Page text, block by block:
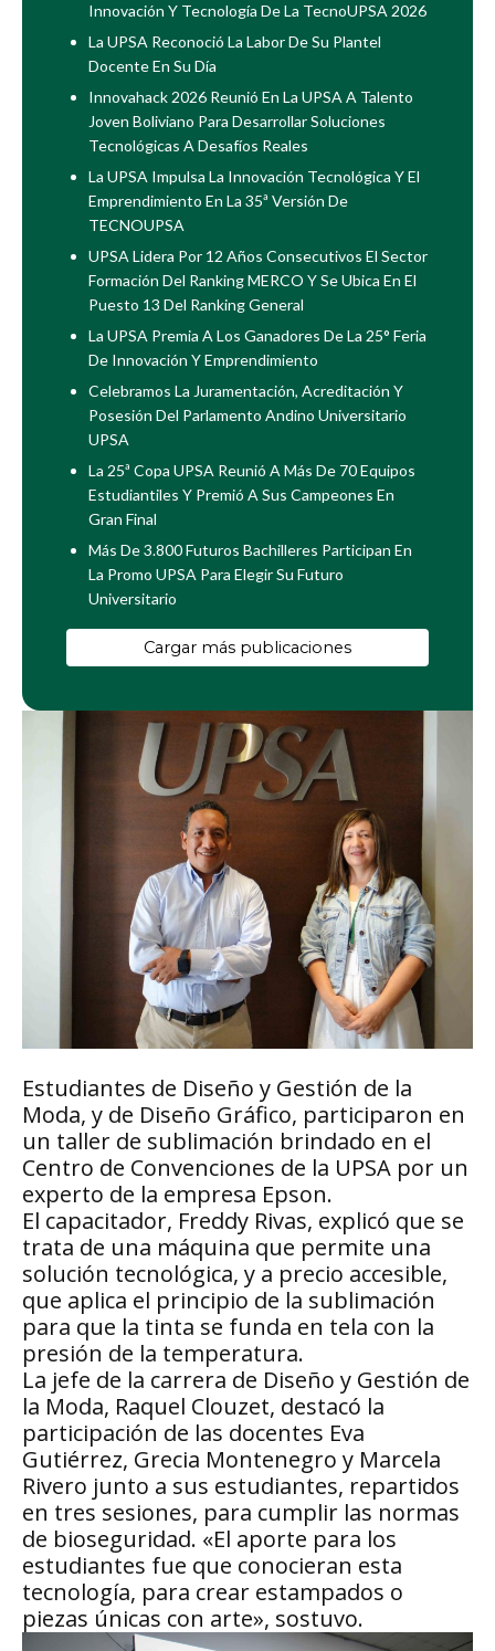
Estudiantes de Diseño y Gestión de la
Moda, y de Diseño Gráfico, participaron en
un taller de sublimación brindado en el
Centro de Convenciones de la UPSA por un
experto de la empresa Epson.
El capacitador, Freddy Rivas, explicó que se
trata de una máquina que permite una
solución tecnológica, y a precio accesible,
que aplica el principio de la sublimación
para que la tinta se funda en tela con la
presión de la temperatura.
La jefe de la carrera de Diseño y Gestión de
la Moda, Raquel Clouzet, destacó la
participación de las docentes Eva
Gutiérrez, Grecia Montenegro y Marcela
Rivero junto a sus estudiantes, repartidos
en tres sesiones, para cumplir las normas
de bioseguridad. «El aporte para los
estudiantes fue que conocieran esta
tecnología, para crear estampados o
piezas únicas con arte», sostuvo.
Innovación Y Tecnología De La TecnoUPSA 2026
La UPSA Reconoció La Labor De Su Plantel
Docente En Su Día
Innovahack 2026 Reunió En La UPSA A Talento
Joven Boliviano Para Desarrollar Soluciones
Tecnológicas A Desafíos Reales
La UPSA Impulsa La Innovación Tecnológica Y El
Emprendimiento En La 35ª Versión De
TECNOUPSA
UPSA Lidera Por 12 Años Consecutivos El Sector
Formación Del Ranking MERCO Y Se Ubica En El
Puesto 13 Del Ranking General
La UPSA Premia A Los Ganadores De La 25° Feria
De Innovación Y Emprendimiento
Celebramos La Juramentación, Acreditación Y
Posesión Del Parlamento Andino Universitario
UPSA
La 25ª Copa UPSA Reunió A Más De 70 Equipos
Estudiantiles Y Premió A Sus Campeones En
Gran Final
Más De 3.800 Futuros Bachilleres Participan En
La Promo UPSA Para Elegir Su Futuro
Universitario
Cargar más publicaciones